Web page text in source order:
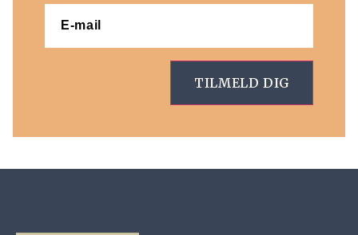
E-
mail(Påkrævet)